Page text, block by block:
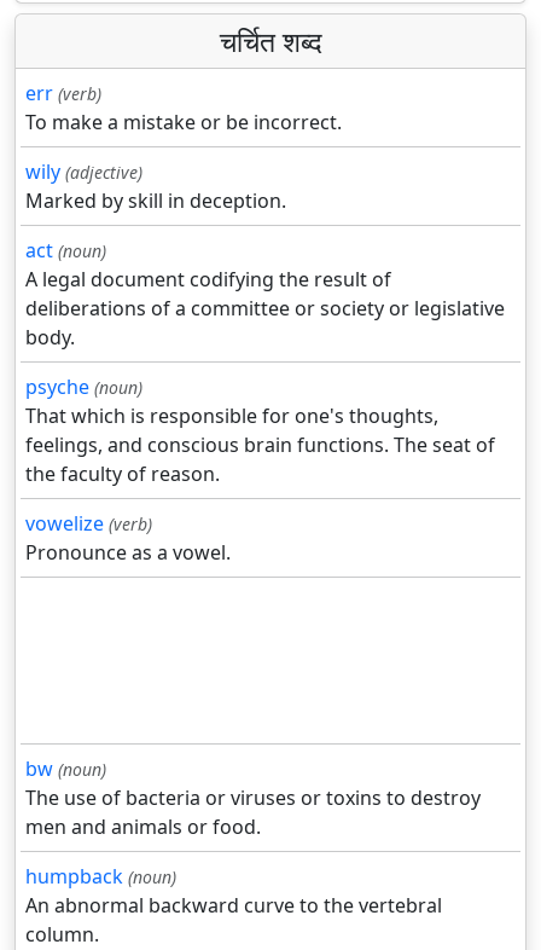
चर्चित शब्द
err (verb)
To make a mistake or be incorrect.
wily (adjective)
Marked by skill in deception.
act (noun)
A legal document codifying the result of
deliberations of a committee or society or legislative
body.
psyche (noun)
That which is responsible for one's thoughts,
feelings, and conscious brain functions. The seat of
the faculty of reason.
vowelize (verb)
Pronounce as a vowel.
bw (noun)
The use of bacteria or viruses or toxins to destroy
men and animals or food.
humpback (noun)
An abnormal backward curve to the vertebral
column.